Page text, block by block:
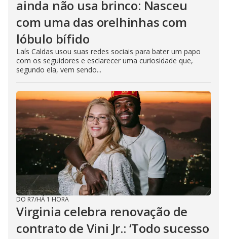
ainda não usa brinco: Nasceu
com uma das orelhinhas com
lóbulo bífido
Laís Caldas usou suas redes sociais para bater um papo
com os seguidores e esclarecer uma curiosidade que,
segundo ela, vem sendo...
DO R7/HÁ 1 HORA
Virginia celebra renovação de
contrato de Vini Jr.: ‘Todo sucesso